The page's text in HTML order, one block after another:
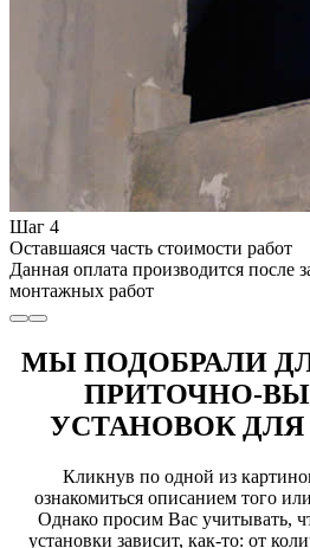
Шаг 4
Оставшаяся часть стоимости работ
Данная оплата производится после
монтажных работ
МЫ ПОДОБРАЛИ
ПРИТОЧНО-
УСТАНОВОК ДЛЯ
Кликнув по одной из
ознакомиться описанием того
Однако просим Вас учитывать,
установки зависит, как-то: от